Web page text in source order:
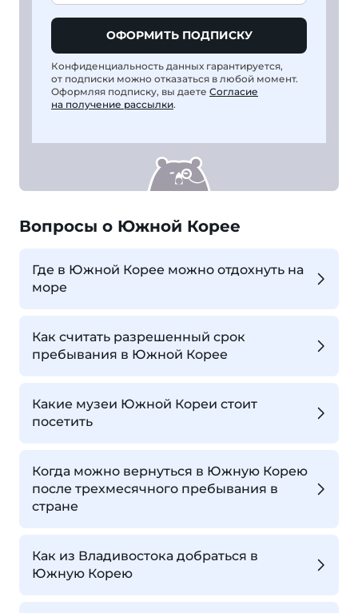
ОФОРМИТЬ ПОДПИСКУ
Конфиденциальность данных гарантируется,
от подписки можно отказаться в любой момент.
Оформляя подписку, вы даете Согласие
на получение рассылки.
Вопросы о Южной Корее
Где в Южной Корее можно отдохнуть на
море
Как считать разрешенный срок
пребывания в Южной Корее
Какие музеи Южной Кореи стоит
посетить
Когда можно вернуться в Южную Корею
после трехмесячного пребывания в
стране
Как из Владивостока добраться в
Южную Корею